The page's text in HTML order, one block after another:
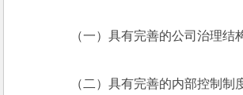
（一）具有完善的公司治理结
（二）具有完善的内部控制制